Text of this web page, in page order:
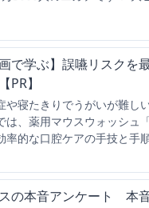
画で学ぶ】誤嚥リスク
PR】
や寝たきりでうがいが難し
は、薬用マウスウォッシュ
率的な口腔ケアの手技と手
の本音アンケート 本